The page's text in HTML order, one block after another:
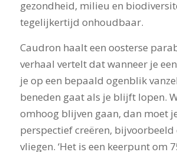
gezondheid, milieu en
tegelijkertijd onhoudbaar.
Caudron haalt een oosterse
verhaal vertelt dat wanneer je
je op een bepaald ogenblik
beneden gaat als je blijft lopen.
omhoog blijven gaan, dan moet
perspectief creëren, bijvoorbeeld
vliegen. ‘Het is een keerpunt om